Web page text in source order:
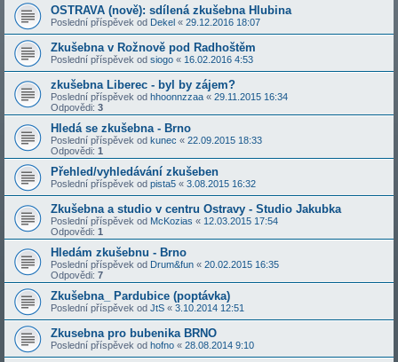
OSTRAVA (nově): sdílená zkušebna Hlubina
Poslední příspěvek od Dekel « 29.12.2016 18:07
Zkušebna v Rožnově pod Radhoštěm
Poslední příspěvek od siogo « 16.02.2016 4:53
zkušebna Liberec - byl by zájem?
Poslední příspěvek od hhoonnzzaa « 29.11.2015 16:34
Odpovědi: 3
Hledá se zkušebna - Brno
Poslední příspěvek od kunec « 22.09.2015 18:33
Odpovědi: 1
Přehled/vyhledávání zkušeben
Poslední příspěvek od pista5 « 3.08.2015 16:32
Zkušebna a studio v centru Ostravy - Studio Jakubka
Poslední příspěvek od McKozias « 12.03.2015 17:54
Odpovědi: 1
Hledám zkušebnu - Brno
Poslední příspěvek od Drum&fun « 20.02.2015 16:35
Odpovědi: 7
Zkušebna_ Pardubice (poptávka)
Poslední příspěvek od JtS « 3.10.2014 12:51
Zkusebna pro bubenika BRNO
Poslední příspěvek od hofno « 28.08.2014 9:10